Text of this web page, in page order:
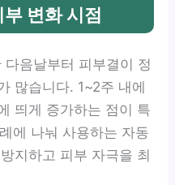
변화 시점
다음날부터 피부결이 정
많습니다. 1~2주 내에
띄게 증가하는 점이 특
에 나눠 사용하는 자동
지하고 피부 자극을 최